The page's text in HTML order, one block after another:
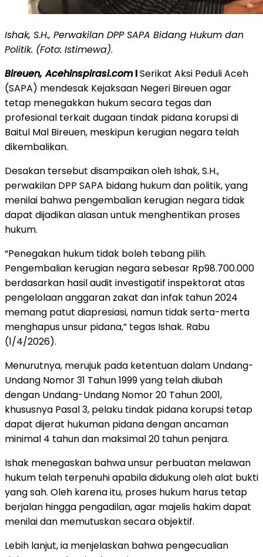
Ishak, S.H., Perwakilan DPP SAPA Bidang Hukum dan
Politik. (Foto: Istimewa).
Bireuen, Acehinspirasi.comlSerikat Aksi Peduli Aceh
(SAPA) mendesak Kejaksaan Negeri Bireuen agar
tetap menegakkan hukum secara tegas dan
profesional terkait dugaan tindak pidana korupsi di
Baitul Mal Bireuen, meskipun kerugian negara telah
dikembalikan.
Desakan tersebut disampaikan oleh Ishak, S.H.,
perwakilan DPP SAPA bidang hukum dan politik, yang
menilai bahwa pengembalian kerugian negara tidak
dapat dijadikan alasan untuk menghentikan proses
hukum.
“Penegakan hukum tidak boleh tebang pilih.
Pengembalian kerugian negara sebesar Rp98.700.000
berdasarkan hasil audit investigatif inspektorat atas
pengelolaan anggaran zakat dan infak tahun 2024
memang patut diapresiasi, namun tidak serta-merta
menghapus unsur pidana,” tegas Ishak. Rabu
(1/4/2026).
Menurutnya, merujuk pada ketentuan dalam Undang-
Undang Nomor 31 Tahun 1999 yang telah diubah
dengan Undang-Undang Nomor 20 Tahun 2001,
khususnya Pasal 3, pelaku tindak pidana korupsi tetap
dapat dijerat hukuman pidana dengan ancaman
minimal 4 tahun dan maksimal 20 tahun penjara.
Ishak menegaskan bahwa unsur perbuatan melawan
hukum telah terpenuhi apabila didukung oleh alat bukti
yang sah. Oleh karena itu, proses hukum harus tetap
berjalan hingga pengadilan, agar majelis hakim dapat
menilai dan memutuskan secara objektif.
Lebih lanjut, ia menjelaskan bahwa pengecualian